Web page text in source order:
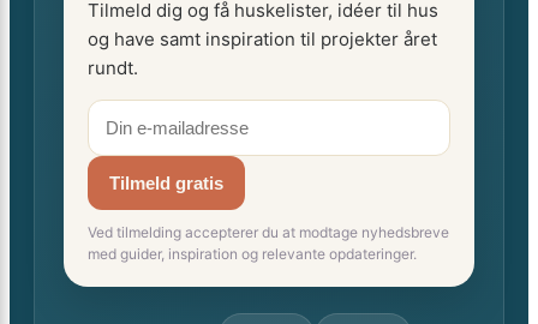
Tilmeld dig og få huskelister, idéer til hus
og have samt inspiration til projekter året
rundt.
Tilmeld gratis
Ved tilmelding accepterer du at modtage nyhedsbreve
med guider, inspiration og relevante opdateringer.